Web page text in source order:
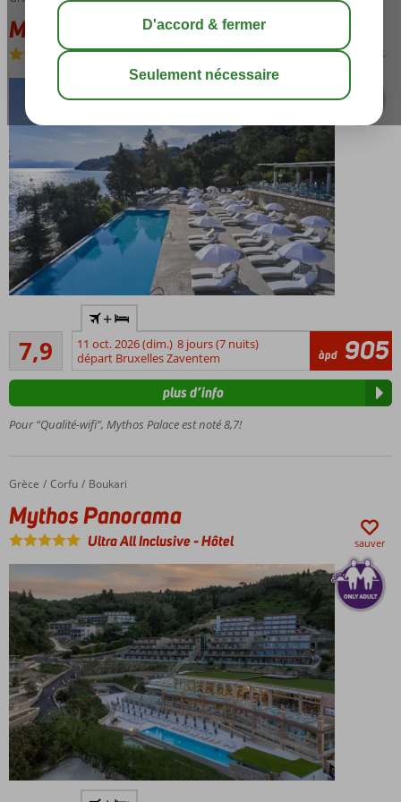
Mythos Palace
All Inclusive-Hôtel sauver
hotel; âge
minimum
16 ans
sur la mer
Plaisir
buffets, à la
carte et
gastronomie
Beaucoup
d'activités, de
divertissements
7,9
25
commentaires
+
11 oct. 2026 (dim.) 8 jours (7 nuits)
départ Bruxelles Zaventem
àpd 905
Pour “Qualité-wifi”, Mythos Palace est noté 8,7!
plus d’info
Accueil
Grèce Corfu Boukari
Mythos Panorama
Mythos Panorama
Ultra All Inclusive-Hôtel sauver